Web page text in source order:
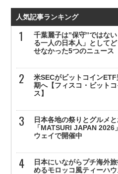
人気記事ランキング
千葉麗子は”保守”ではな
る一人の日本人」として
せなかった5つのニュース
米SECがビットコイン
期へ【フィスコ・ビット
ス】
日本各地の祭りとグルメ
「MATSURI JAPAN 2026
ウェイで開催中
日本にいながらプチ海外
めるモロッコ風ティーハ